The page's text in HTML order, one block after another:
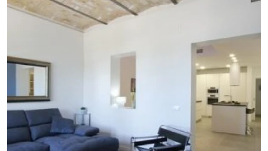
29. januára 2018
Nový nápad pre lepšie bývanie? Vyskúšajte